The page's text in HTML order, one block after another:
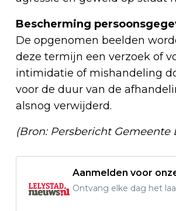
Bescherming
De opgenomen beelden
deze termijn een verzoek of
intimidatie of mishandeling
voor de duur van de
alsnog verwijderd.
(Bron: Persbericht Gemeente
Aanmelden voor
Ontvang elke dag het